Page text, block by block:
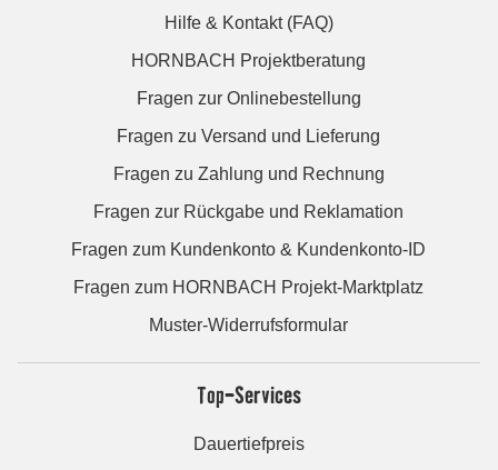
Hilfe & Kontakt (FAQ)
HORNBACH Projektberatung
Fragen zur Onlinebestellung
Fragen zu Versand und Lieferung
Fragen zu Zahlung und Rechnung
Fragen zur Rückgabe und Reklamation
Fragen zum Kundenkonto & Kundenkonto-ID
Fragen zum HORNBACH Projekt-Marktplatz
Muster-Widerrufsformular
Top-Services
Dauertiefpreis